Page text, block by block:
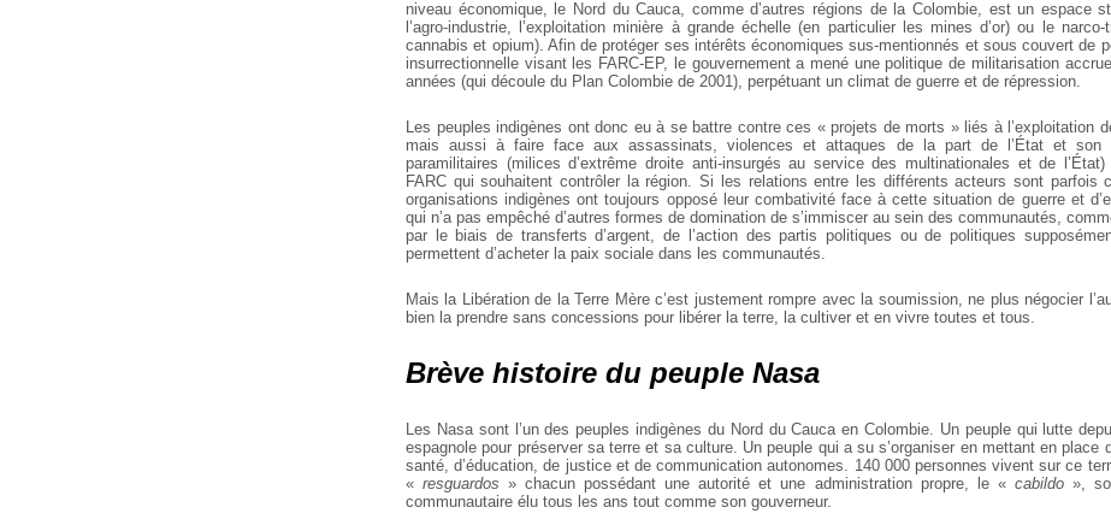
niveau économique, le Nord du Cauca, comme d’autres régions de la Colombie, est un espace
l’agro-industrie, l’exploitation minière à grande échelle (en particulier les mines d’or) ou le
cannabis et opium). Afin de protéger ses intérêts économiques sus-mentionnés et sous couvert de
insurrectionnelle visant les FARC-EP, le gouvernement a mené une politique de militarisation
années (qui découle du Plan Colombie de 2001), perpétuant un climat de guerre et de répression.
Les peuples indigènes ont donc eu à se battre contre ces « projets de morts » liés à l’exploitation
mais aussi à faire face aux assassinats, violences et attaques de la part de l’État et son
paramilitaires (milices d’extrême droite anti-insurgés au service des multinationales et de
FARC qui souhaitent contrôler la région. Si les relations entre les différents acteurs sont parfois
organisations indigènes ont toujours opposé leur combativité face à cette situation de guerre et
qui n’a pas empêché d’autres formes de domination de s’immiscer au sein des communautés,
par le biais de transferts d’argent, de l’action des partis politiques ou de politiques
permettent d’acheter la paix sociale dans les communautés.
Mais la Libération de la Terre Mère c’est justement rompre avec la soumission, ne plus négocier
bien la prendre sans concessions pour libérer la terre, la cultiver et en vivre toutes et tous.
Brève histoire du peuple Nasa
Les Nasa sont l’un des peuples indigènes du Nord du Cauca en Colombie. Un peuple qui lutte
espagnole pour préserver sa terre et sa culture. Un peuple qui a su s’organiser en mettant en place
santé, d’éducation, de justice et de communication autonomes. 140 000 personnes vivent sur ce
«resguardos » chacun possédant une autorité et une administration propre, le « cabildo»,
communautaire élu tous les ans tout comme son gouverneur.